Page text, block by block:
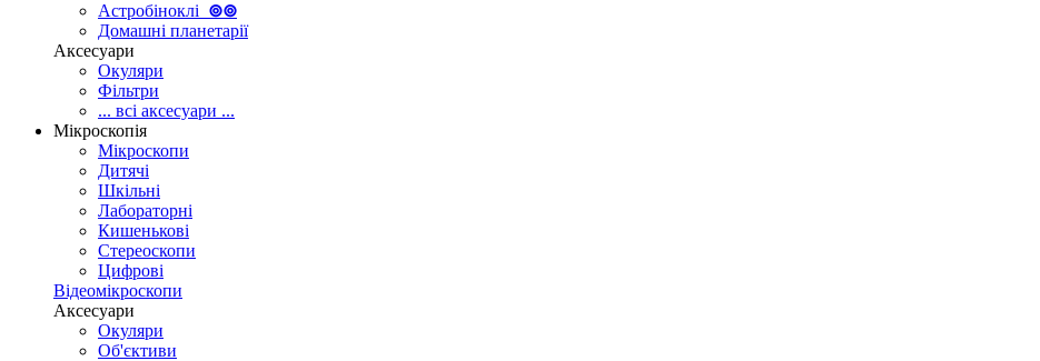
Астробіноклі ⊚⊚
Домашні планетарії
Аксесуари
Окуляри
Фільтри
... всі аксесуари ...
Мікроскопія
Мікроскопи
Дитячі
Шкільні
Лабораторні
Кишенькові
Стереоскопи
Цифрові
Відеомікроскопи
Аксесуари
Окуляри
Об'єктиви